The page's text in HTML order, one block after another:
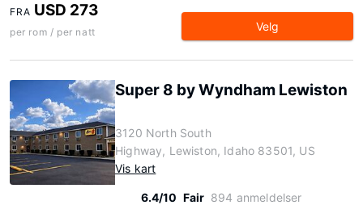
FRA USD 273
per rom / per natt Velg
Super 8 by Wyndham Lewiston
3120 North South
Highway, Lewiston, Idaho 83501, US
Vis kart
6.4/10 Fair 894 anmeldelser